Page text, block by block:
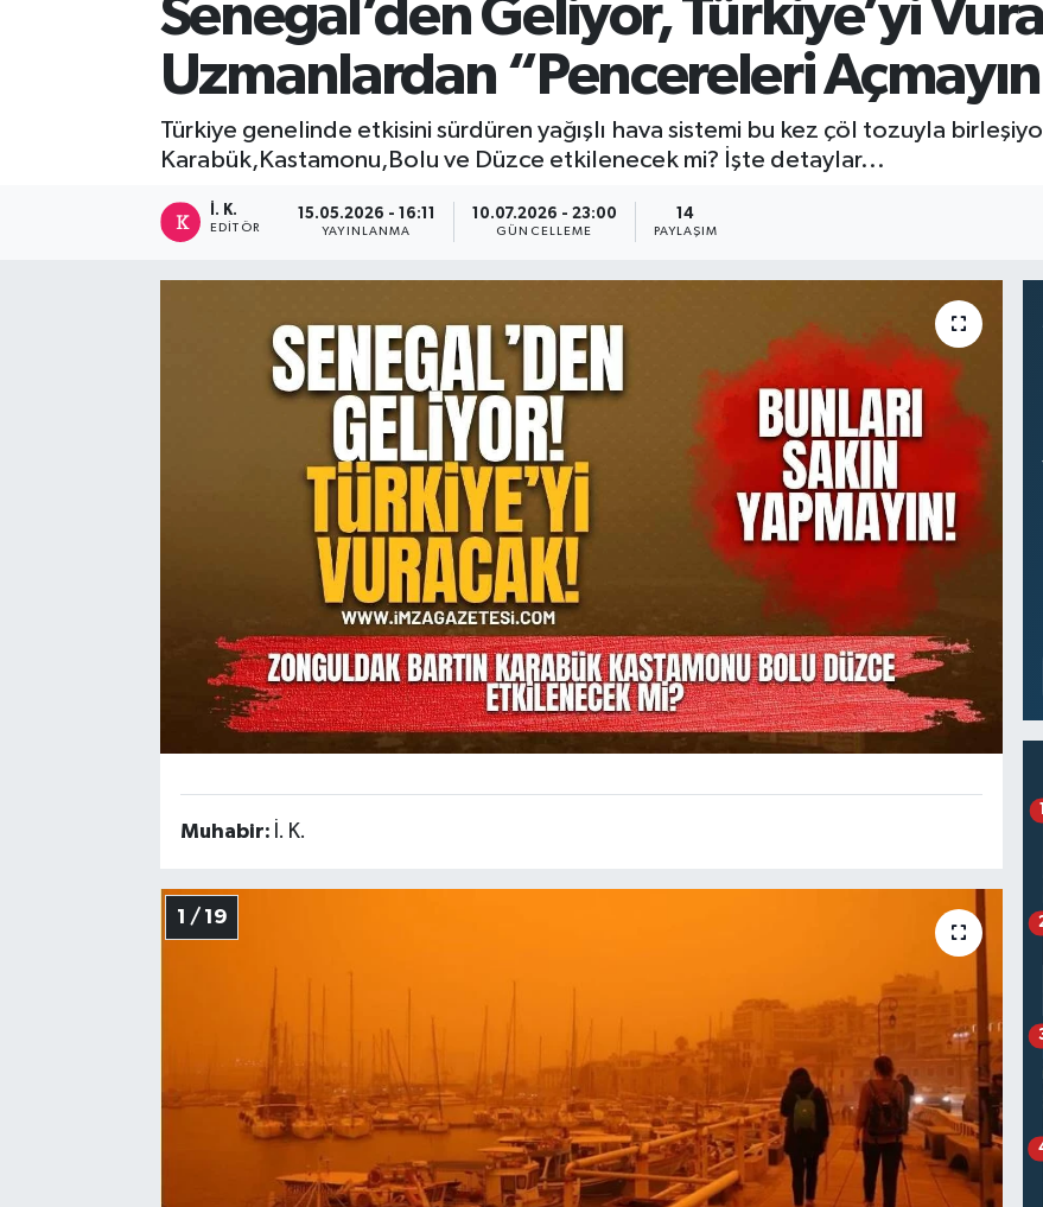
Senegal’den Geliyor, Türkiye’yi
Uzmanlardan “Pencereleri
Türkiye genelinde etkisini sürdüren yağışlı hava sistemi bu kez çöl tozuyla
Karabük,Kastamonu,Bolu ve Düzce etkilenecek mi? İşte detaylar...
İ. K.
EDITÖR
15.05.2026 - 16:11
YAYINLANMA
10.07.2026 - 23:00
GÜNCELLEME
14
PAYLAŞIM
Muhabir: İ. K.
1 / 19
1
GÖKÇEBEY
KARABÜK